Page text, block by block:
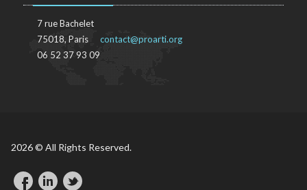
7 rue Bachelet
75018, Paris
06 52 37 93 09
contact@proarti.org
2026 © All Rights Reserved.